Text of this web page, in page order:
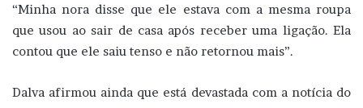
“Minha nora disse que ele estava com a mesma roupa
que usou ao sair de casa após receber uma ligação. Ela
contou que ele saiu tenso e não retornou mais”.
Dalva afirmou ainda que está devastada com a notícia do